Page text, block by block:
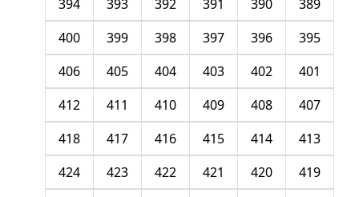
389
390
391
392
393
394
395
396
397
398
399
400
401
402
403
404
405
406
407
408
409
410
411
412
413
414
415
416
417
418
419
420
421
422
423
424